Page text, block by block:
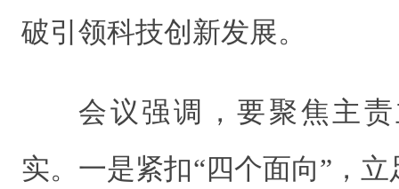
破引领科技创新发展。
会议强调，要聚焦主
实。一是紧扣“四个面向”，